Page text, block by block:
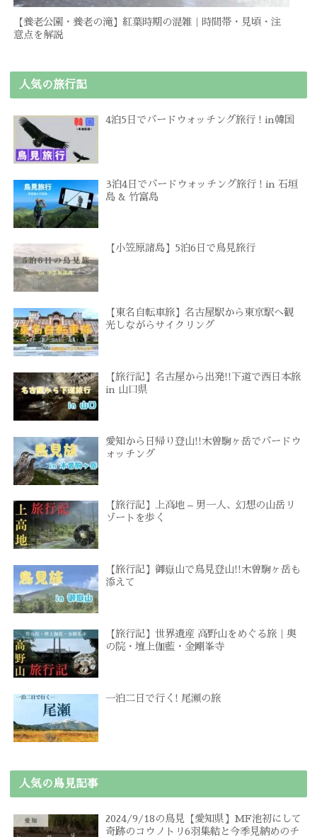
【養老公園・養老の滝】紅葉時期の混雑｜時間帯・見頃・注
意点を解説
人気の旅行記
4泊5日でバードウォッチング旅行 ! in韓国
3泊4日でバードウォッチング旅行 ! in 石垣
島 & 竹富島
【小笠原諸島】5泊6日で鳥見旅行
【東名自転車旅】名古屋駅から東京駅へ観
光しながらサイクリング
【旅行記】名古屋から出発!!下道で西日本旅
in 山口県
愛知から日帰り登山!!木曽駒ヶ岳でバードウ
ォッチング
【旅行記】上高地 – 男一人、幻想の山岳リ
ゾートを歩く
【旅行記】御嶽山で鳥見登山!!木曽駒ヶ岳も
添えて
【旅行記】世界遺産 高野山をめぐる旅｜奥
の院・壇上伽藍・金剛峯寺
一泊二日で行く! 尾瀬の旅
人気の鳥見記事
2024/9/18の鳥見【愛知県】MF池初にして
奇跡のコウノトリ6羽集結と今季見納めのチ